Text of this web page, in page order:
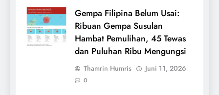
Gempa Filipina Belum Usai:
Ribuan Gempa Susulan
Hambat Pemulihan, 45 Tewas
dan Puluhan Ribu Mengungsi
Thamrin Humris Juni 11, 2026
0